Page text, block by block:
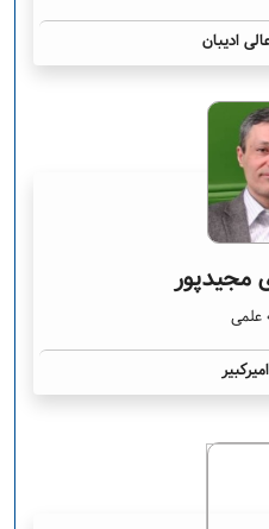
ادیبان
مجیدپور
علمی